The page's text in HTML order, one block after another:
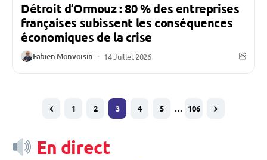
Détroit d’Ormouz : 80 % des entreprises
françaises subissent les conséquences
économiques de la crise
Fabien Monvoisin 14 Juillet 2026
1 2 3 4 5 … 106
En direct